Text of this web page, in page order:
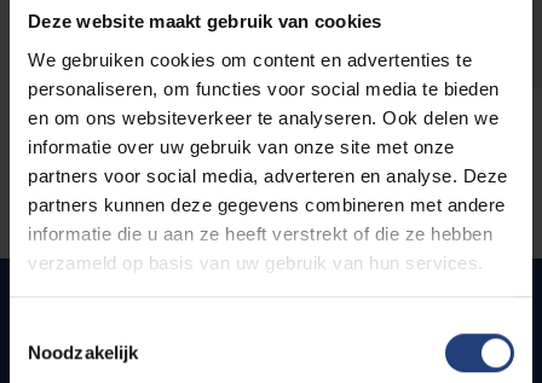
Deze website maakt gebruik van cookies
We gebruiken cookies om content en advertenties te
personaliseren, om functies voor social media te bieden
en om ons websiteverkeer te analyseren. Ook delen we
informatie over uw gebruik van onze site met onze
partners voor social media, adverteren en analyse. Deze
partners kunnen deze gegevens combineren met andere
informatie die u aan ze heeft verstrekt of die ze hebben
verzameld op basis van uw gebruik van hun services.
Noodzakelijk
Quick links